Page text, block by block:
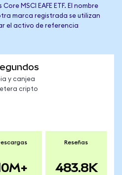
MSCI EAFE ETF. El nombre
marca registrada se utilizan
el activo de referencia
y canjea
cripto
Reseñas
483.8K